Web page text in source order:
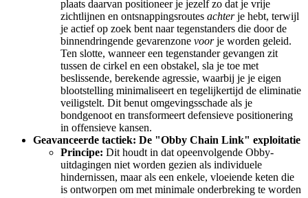
plaats daarvan positioneer je jezelf zo dat je vrije
zichtlijnen en ontsnappingsroutes achterje hebt, terwijl
je actief op zoek bent naar tegenstanders die door de
binnendringende gevarenzone voorje worden geleid.
Ten slotte, wanneer een tegenstander gevangen zit
tussen de cirkel en een obstakel, sla je toe met
beslissende, berekende agressie, waarbij je je eigen
blootstelling minimaliseert en tegelijkertijd de eliminatie
veiligstelt. Dit benut omgevingsschade als je
bondgenoot en transformeert defensieve positionering
in offensieve kansen.
Geavanceerde tactiek: De "Obby Chain Link" exploitatie
Principe: Dit houdt in dat opeenvolgende Obby-
uitdagingen niet worden gezien als individuele
hindernissen, maar als een enkele, vloeiende keten die
is ontworpen om met minimale onderbreking te worden